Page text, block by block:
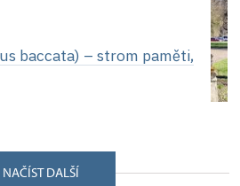
baccata) – strom paměti,
NAČÍST DALŠÍ